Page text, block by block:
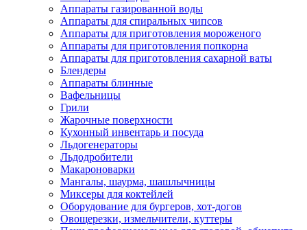
Аппараты газированной воды
Аппараты для спиральных чипсов
Аппараты для приготовления мороженого
Аппараты для приготовления попкорна
Аппараты для приготовления сахарной ваты
Блендеры
Аппараты блинные
Вафельницы
Грили
Жарочные поверхности
Кухонный инвентарь и посуда
Льдогенераторы
Льдодробители
Макароноварки
Мангалы, шаурма, шашлычницы
Миксеры для коктейлей
Оборудование для бургеров, хот-догов
Овощерезки, измельчители, куттеры